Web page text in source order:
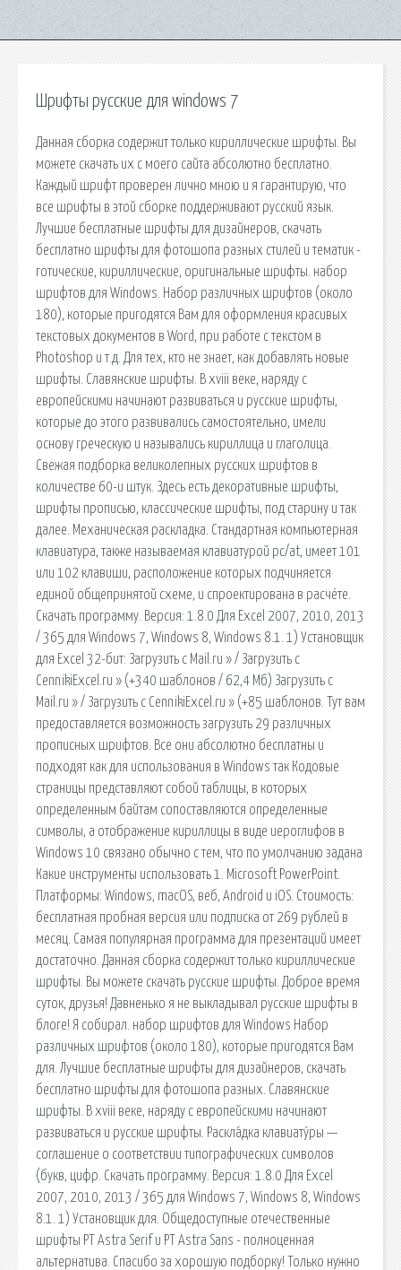
Шрифты русские для windows 7
Данная сборка содержит только кириллические шрифты. Вы
можете скачать их с моего сайта абсолютно бесплатно.
Каждый шрифт проверен лично мною и я гарантирую, что
все шрифты в этой сборке поддерживают русский язык.
Лучшие бесплатные шрифты для дизайнеров, скачать
бесплатно шрифты для фотошопа разных стилей и тематик -
готические, кириллические, оригинальные шрифты. набор
шрифтов для Windows. Набор различных шрифтов (около
180), которые пригодятся Вам для оформления красивых
текстовых документов в Word, при работе с текстом в
Photoshop и т.д. Для тех, кто не знает, как добавлять новые
шрифты. Славянские шрифты. В xviii веке, наряду с
европейскими начинают развиваться и русские шрифты,
которые до этого развивались самостоятельно, имели
основу греческую и назывались кириллица и глаголица.
Свежая подборка великолепных русских шрифтов в
количестве 60-и штук. Здесь есть декоративные шрифты,
шрифты прописью, классические шрифты, под старину и так
далее. Механическая раскладка. Стандартная компьютерная
клавиатура, также называемая клавиатурой pc/at, имеет 101
или 102 клавиши, расположение которых подчиняется
единой общепринятой схеме, и спроектирована в расчёте.
Скачать программу. Версия: 1.8.0 Для Excel 2007, 2010, 2013
/ 365 для Windows 7, Windows 8, Windows 8.1. 1) Установщик
для Excel 32-бит: Загрузить с Mail.ru » / Загрузить с
CennikiExcel.ru » (+340 шаблонов / 62,4 Мб) Загрузить с
Mail.ru » / Загрузить с CennikiExcel.ru » (+85 шаблонов. Тут вам
предоставляется возможность загрузить 29 различных
прописных шрифтов. Все они абсолютно бесплатны и
подходят как для использования в Windows так Кодовые
страницы представляют собой таблицы, в которых
определенным байтам сопоставляются определенные
символы, а отображение кириллицы в виде иероглифов в
Windows 10 связано обычно с тем, что по умолчанию задана
Какие инструменты использовать 1. Microsoft PowerPoint.
Платформы: Windows, macOS, веб, Android и iOS. Стоимость:
бесплатная пробная версия или подписка от 269 рублей в
месяц. Самая популярная программа для презентаций имеет
достаточно. Данная сборка содержит только кириллические
шрифты. Вы можете скачать русские шрифты. Доброе время
суток, друзья! Давненько я не выкладывал русские шрифты в
блоге! Я собирал. набор шрифтов для Windows Набор
различных шрифтов (около 180), которые пригодятся Вам
для. Лучшие бесплатные шрифты для дизайнеров, скачать
бесплатно шрифты для фотошопа разных. Славянские
шрифты. В xviii веке, наряду с европейскими начинают
развиваться и русские шрифты. Раскла́дка клавиату́ры —
соглашение о соответствии типографических символов
(букв, цифр. Скачать программу. Версия: 1.8.0 Для Excel
2007, 2010, 2013 / 365 для Windows 7, Windows 8, Windows
8.1. 1) Установщик для. Общедоступные отечественные
шрифты PT Astra Serif и PT Astra Sans - полноценная
альтернатива. Спасибо за хорошую подборку! Только нужно